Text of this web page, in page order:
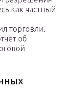
как частный
торговли.
об